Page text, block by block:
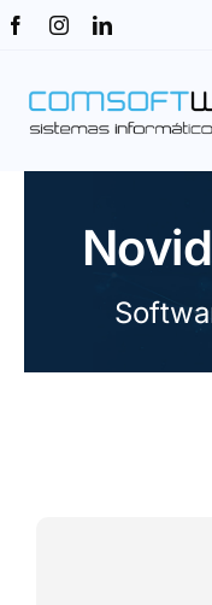
Skip
Login Cliente
Obter Acesso
Assistência remota